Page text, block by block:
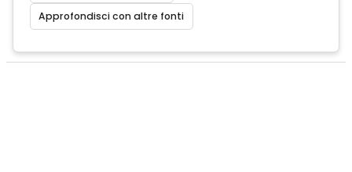
Approfondisci con altre fonti